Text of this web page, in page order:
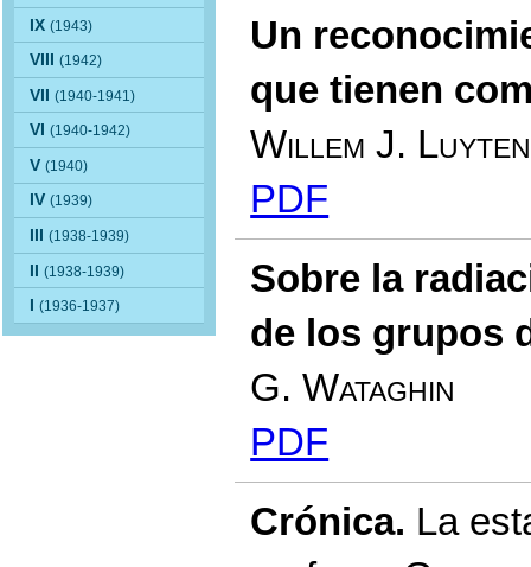
IX(1943)
VIII(1942)
VII(1940-1941)
VI(1940-1942)
V(1940)
IV(1939)
III(1938-1939)
II(1938-1939)
I(1936-1937)
Un
que tienen
Willem J. Luyten
PDF
Sobre la
de los grupos
G. Wataghin
PDF
Crónica. La